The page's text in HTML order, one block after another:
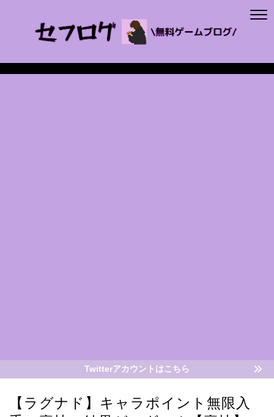
Twitterアカウントはこちら
【ラグナド】キャラポイント無限入